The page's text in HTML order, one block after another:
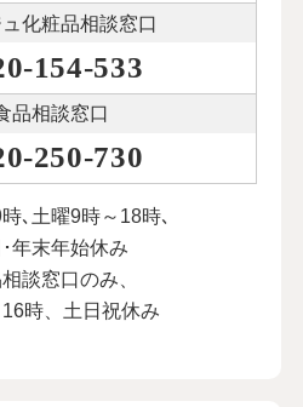
化粧品相談窓口
154-533
品相談窓口
250-730
､土曜9時～18時､
･年末年始休み
談窓口のみ、
時、土日祝休み